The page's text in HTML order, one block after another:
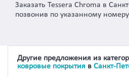
Заказать Tessera Chroma в
позвонив по указанному
Другие предложения из
ковровые покрытия в Санкт-